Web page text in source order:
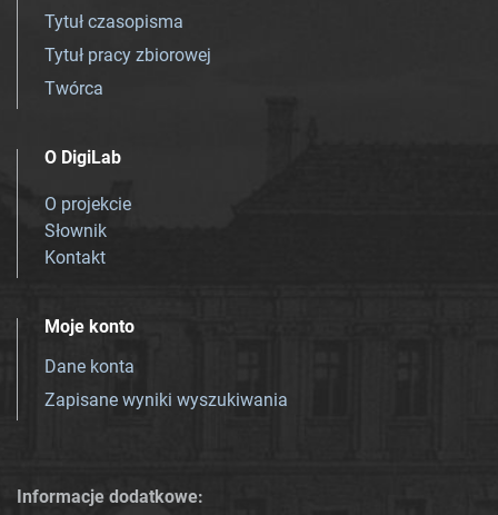
Tytuł czasopisma
Tytuł pracy zbiorowej
Twórca
O DigiLab
O projekcie
Słownik
Kontakt
Moje konto
Dane konta
Zapisane wyniki wyszukiwania
Informacje dodatkowe: